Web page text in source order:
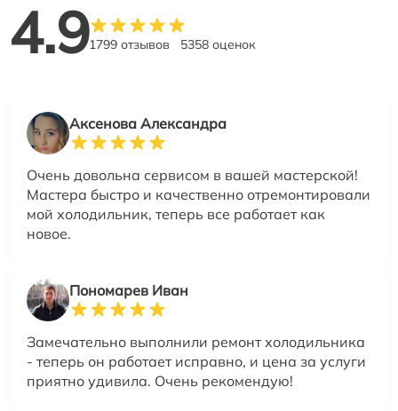
4.91799 отзывов 5358 оценок
Аксенова Александра
Очень довольна сервисом в вашей мастерской!
Мастера быстро и качественно отремонтировали
мой холодильник, теперь все работает как
новое.
Пономарев Иван
Замечательно выполнили ремонт холодильника
- теперь он работает исправно, и цена за услуги
приятно удивила. Очень рекомендую!